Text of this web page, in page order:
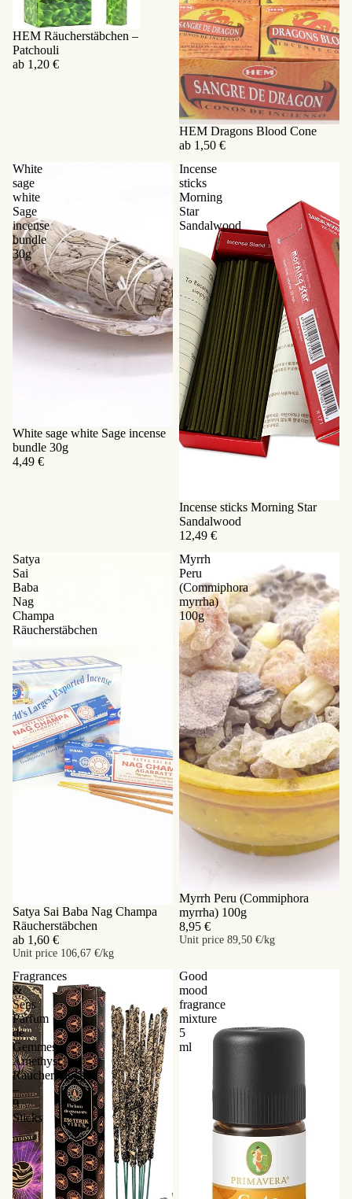
HEM Räucherstäbchen –
Patchouli
ab 1,20 €
HEM Dragons Blood Cone
ab 1,50 €
White
sage
white
Sage
incense
bundle
30g
White sage white Sage incense
bundle 30g
4,49 €
Incense
sticks
Morning
Star
Sandalwood
Incense sticks Morning Star
Sandalwood
12,49 €
Satya
Sai
Baba
Nag
Champa
Räucherstäbchen
Satya Sai Baba Nag Champa
Räucherstäbchen
ab 1,60 €
Unit price 106,67 €/kg
Myrrh
Peru
(Commiphora
myrrha)
100g
Myrrh Peru (Commiphora
myrrha) 100g
8,95 €
Unit price 89,50 €/kg
Fragrances
&
Sens
Parfum
de
Gemmes
Amethyst
Räucherstäbchen
–
9
Sticks
Good
mood
fragrance
mixture
5
ml